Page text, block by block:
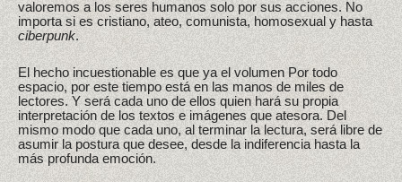
valoremos a los seres humanos solo por sus acciones. No
importa si es cristiano, ateo, comunista, homosexual y hasta
ciberpunk.
El hecho incuestionable es que ya el volumen Por todo
espacio, por este tiempo está en las manos de miles de
lectores. Y será cada uno de ellos quien hará su propia
interpretación de los textos e imágenes que atesora. Del
mismo modo que cada uno, al terminar la lectura, será libre de
asumir la postura que desee, desde la indiferencia hasta la
más profunda emoción.